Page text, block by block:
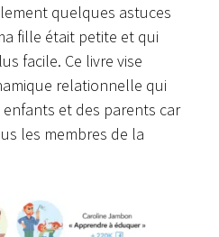
quelques astuces
fille était petite et qui
facile. Ce livre vise
relationnelle qui
et des parents car
les membres de la